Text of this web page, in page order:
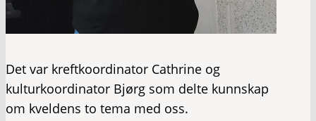
Det var kreftkoordinator Cathrine og
kulturkoordinator Bjørg som delte kunnskap
om kveldens to tema med oss.